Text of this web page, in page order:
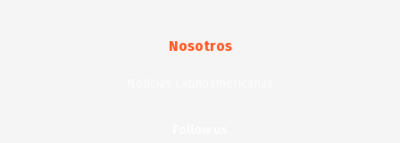
Nosotros